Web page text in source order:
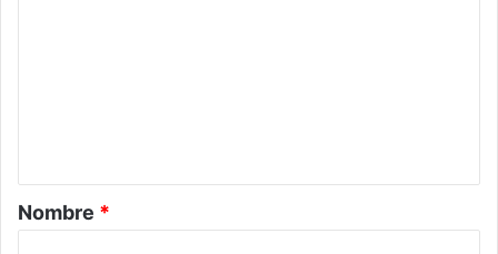
a
r
Nombre *